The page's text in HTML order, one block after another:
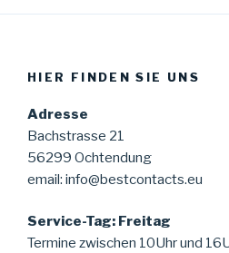
HIER FINDEN SIE UNS
Adresse
Bachstrasse 21
56299 Ochtendung
email: info@bestcontacts.eu
Service-Tag: Freitag
Termine zwischen 10Uhr und